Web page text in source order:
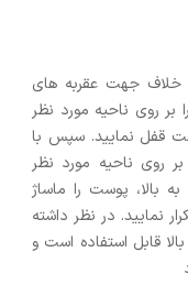
خلاف جهت عقربه­ های
روی ناحیه مورد نظر
قفل نمایید. سپس با
روی ناحیه مورد نظر
بالا، پوست را ماساژ
نمایید. در نظر داشته
از سنین 14 سال به بالا قابل استفاده است و